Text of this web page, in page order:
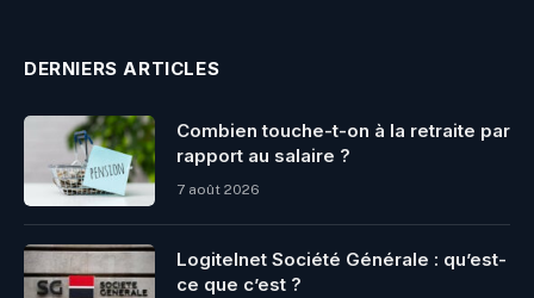
DERNIERS ARTICLES
Combien touche-t-on à la retraite par
rapport au salaire ?
7 août 2026
Logitelnet Société Générale : qu’est-
ce que c’est ?